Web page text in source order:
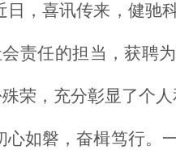
日，喜讯传来，健驰
责任的担当，获聘
荣，充分彰显了个
心如磐，奋楫笃行。